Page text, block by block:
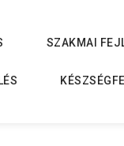
SZAKMAI